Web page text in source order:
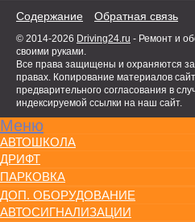
Содержание Обратная связь
© 2014-2026 Driving24.ru - Ремонт и
своими руками.
Все права защищены и охраняются
правах. Копирование материалов
предварительного согласования в
индексируемой ссылки на наш сайт.
Меню
АВТОШКОЛА
ДРИФТ
ПАРКОВКА
ДОП. ОБОРУДОВАНИЕ
АВТОСИГНАЛИЗАЦИИ